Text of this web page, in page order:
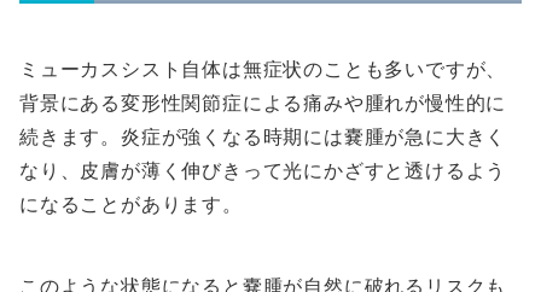
ミューカスシスト自体は無症状のことも多いですが、
背景にある変形性関節症による痛みや腫れが慢性的に
続きます。炎症が強くなる時期には嚢腫が急に大きく
なり、皮膚が薄く伸びきって光にかざすと透けるよう
になることがあります。
このような状態になると嚢腫が自然に破れるリスクも